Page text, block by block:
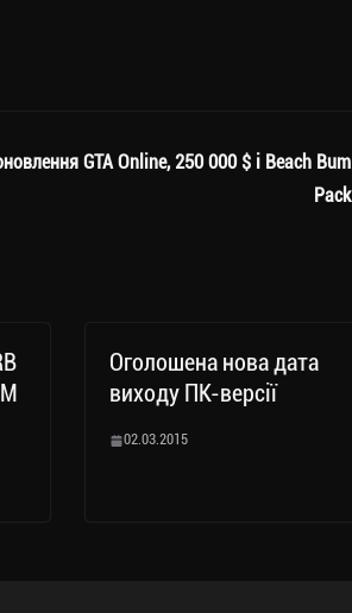
GTA Online, 250 000 $ і Beach Bum
Pack
Оголошена нова дата
виходу ПК-версії
02.03.2015